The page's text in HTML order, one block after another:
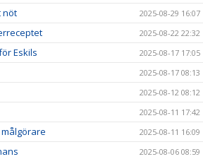
nöt 2025-08-29 16:07
2025-08-22 22:32
Eskils 2025-08-17 17:05
2025-08-17 08:13
2025-08-12 08:12
2025-08-11 17:42
2025-08-11 16:09
2025-08-06 08:59